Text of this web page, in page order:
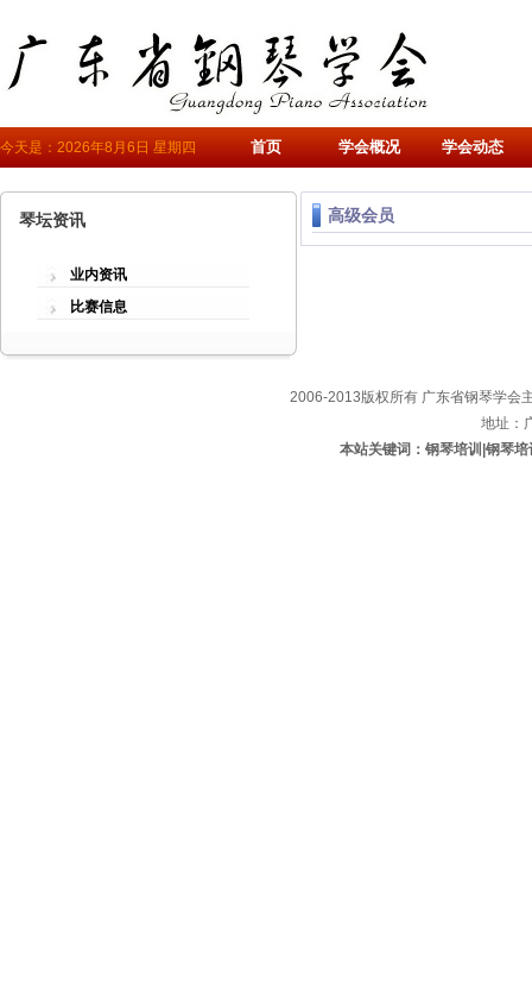
今天是：2026年8月6日 星期四 首页 学会概况 学会动态
琴坛资讯
业内资讯
比赛信息
高级会员
2006-2013版权所有 广东省钢琴学会
地址：
本站关键词：钢琴培训|钢琴